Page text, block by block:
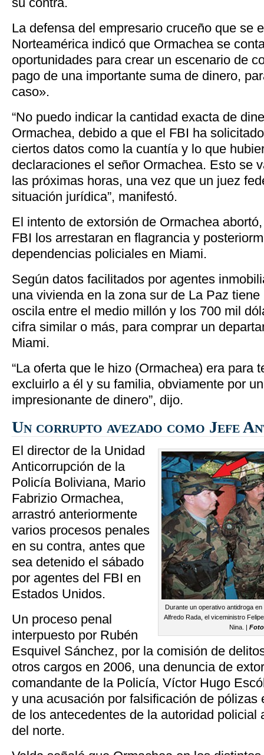
La defensa del empresario cruceño que se
Norteamérica indicó que Ormachea se
oportunidades para crear un escenario de
pago de una importante suma de dinero,
caso».
“No puedo indicar la cantidad exacta de
Ormachea, debido a que el FBI ha
ciertos datos como la cuantía y lo que
declaraciones el señor Ormachea. Esto se
las próximas horas, una vez que un juez
situación jurídica”, manifestó.
El intento de extorsión de Ormachea
FBI los arrestaran en flagrancia y
dependencias policiales en Miami.
Según datos facilitados por agentes
una vivienda en la zona sur de La Paz
oscila entre el medio millón y los 700 mil
cifra similar o más, para comprar un
Miami.
“La oferta que le hizo (Ormachea) era para
excluirlo a él y su familia, obviamente por
impresionante de dinero”, dijo.
Un corrupto avezado como Jefe
Durante un operativo antidroga
Alfredo Rada, el viceministro
Nina. |
El director de la Unidad
Anticorrupción de la
Policía Boliviana, Mario
Fabrizio Ormachea,
arrastró anteriormente
varios procesos penales
en su contra, antes que
sea detenido el sábado
por agentes del FBI en
Estados Unidos.
Un proceso penal
interpuesto por Rubén
Esquivel Sánchez, por la comisión de
otros cargos en 2006, una denuncia de
comandante de la Policía, Víctor Hugo
y una acusación por falsificación de pólizas
de los antecedentes de la autoridad policial
del norte.